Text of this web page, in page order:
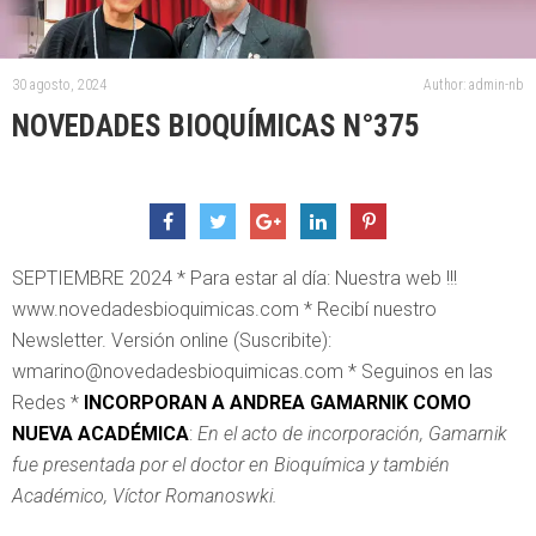
30 agosto, 2024 Author: admin-nb
NOVEDADES BIOQUÍMICAS N°375
SEPTIEMBRE 2024 * Para estar al día: Nuestra web !!!
www.novedadesbioquimicas.com * Recibí nuestro
Newsletter. Versión online (Suscribite):
wmarino@novedadesbioquimicas.com * Seguinos en las
Redes * INCORPORAN A ANDREA GAMARNIK COMO
NUEVA ACADÉMICA: En el acto de incorporación, Gamarnik
fue presentada por el doctor en Bioquímica y también
Académico, Víctor Romanoswki.